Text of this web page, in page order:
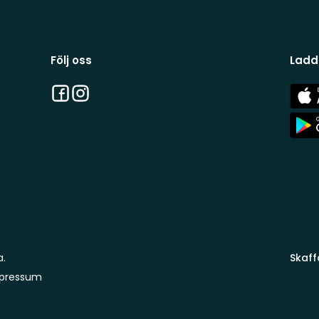
Följ oss
Facebook
Instagram
App
Store
App
Store